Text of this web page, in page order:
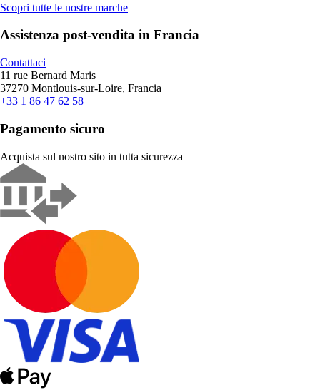
Scopri tutte le nostre marche
Assistenza post-vendita in Francia
Contattaci
11 rue Bernard Maris
37270 Montlouis-sur-Loire, Francia
+33 1 86 47 62 58
Pagamento sicuro
Acquista sul nostro sito in tutta sicurezza